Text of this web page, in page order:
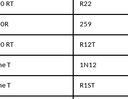
RT R22
259
RT R12T
T 1N12
T R1ST